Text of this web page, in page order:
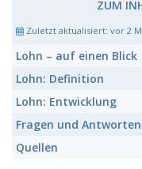
ZUM
Zuletzt aktualisiert: vor 2
Lohn – auf einen Blick
Lohn: Definition
Lohn: Entwicklung
Fragen und Antworten
Quellen